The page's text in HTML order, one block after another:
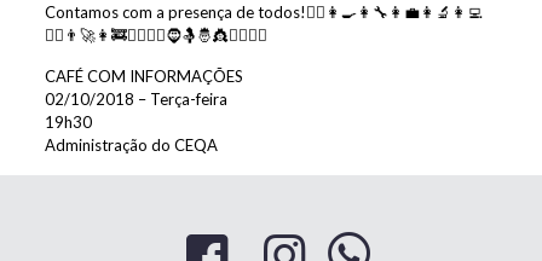
Contamos com a presença de todos!👩‍⚕️ 👩‍🍳👩‍🔧 👩‍💼👩‍🔬 👩‍💻
👩‍✈️ 👨‍🚀👩‍🚒👳‍♂️👱‍♀️🧔🤱🤴👸🧘‍♀️🧚‍♀️
CAFÉ COM INFORMAÇÕES
02/10/2018 – Terça-feira
19h30
Administração do CEQA